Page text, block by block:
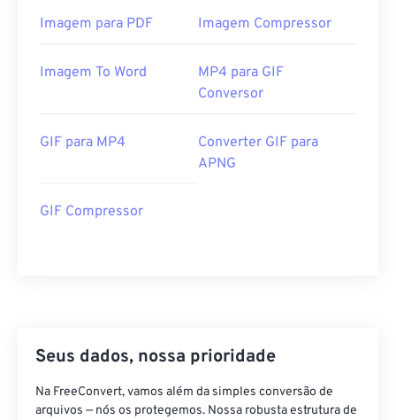
Imagem para PDF Imagem Compressor
Imagem To Word
MP4 para GIF
Conversor
GIF para MP4
Converter GIF para
APNG
GIF Compressor
Seus dados, nossa prioridade
Na FreeConvert, vamos além da simples conversão de
arquivos — nós os protegemos. Nossa robusta estrutura de